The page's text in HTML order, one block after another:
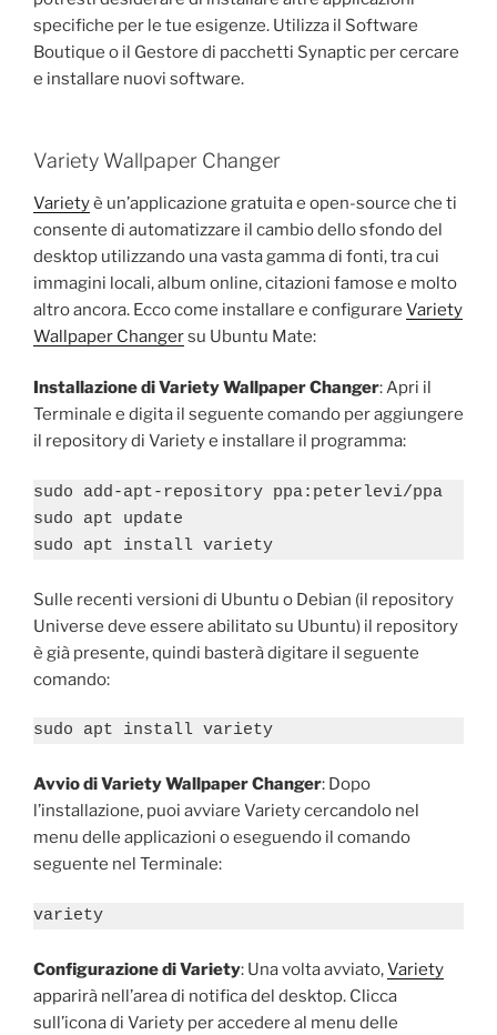
specifiche per le tue esigenze. Utilizza il Software
Boutique o il Gestore di pacchetti Synaptic per cercare
e installare nuovi software.
Variety Wallpaper Changer
Varietyè un’applicazione gratuita e open-source che ti
consente di automatizzare il cambio dello sfondo del
desktop utilizzando una vasta gamma di fonti, tra cui
immagini locali, album online, citazioni famose e molto
altro ancora. Ecco come installare e configurare Variety
Wallpaper Changersu Ubuntu Mate:
Installazione di Variety Wallpaper Changer: Apri il
Terminale e digita il seguente comando per aggiungere
il repository di Variety e installare il programma:
sudo add-apt-repository ppa:peterlevi/ppa
sudo apt update
sudo apt install variety
Sulle recenti versioni di Ubuntu o Debian (il repository
Universe deve essere abilitato su Ubuntu) il repository
è già presente, quindi basterà digitare il seguente
comando:
sudo apt install variety
Avvio di Variety Wallpaper Changer: Dopo
l’installazione, puoi avviare Variety cercandolo nel
menu delle applicazioni o eseguendo il comando
seguente nel Terminale:
variety
Configurazione di Variety: Una volta avviato,Variety
apparirà nell’area di notifica del desktop. Clicca
sull’icona di Variety per accedere al menu delle